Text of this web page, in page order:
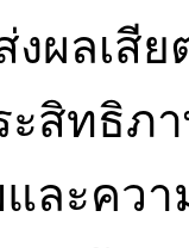
งผลเสี
สิทธิภ
ละคว